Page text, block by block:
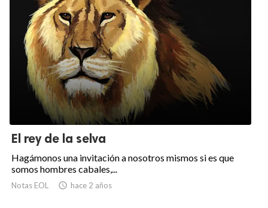
El rey de la selva
Hagámonos una invitación a nosotros mismos si es que
somos hombres cabales,...
Notas EOL  hace 2 años